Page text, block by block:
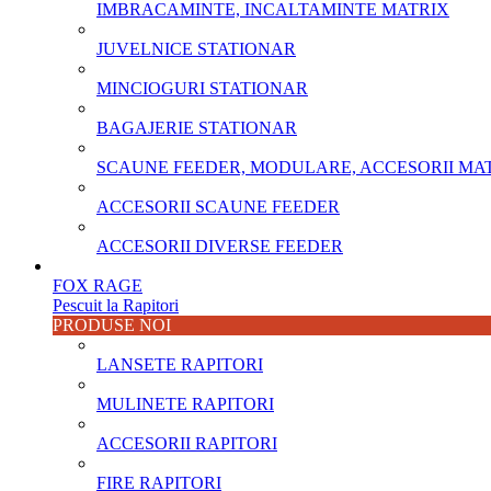
IMBRACAMINTE, INCALTAMINTE MATRIX
JUVELNICE STATIONAR
MINCIOGURI STATIONAR
BAGAJERIE STATIONAR
SCAUNE FEEDER, MODULARE, ACCESORII
ACCESORII SCAUNE FEEDER
ACCESORII DIVERSE FEEDER
FOX RAGE
Pescuit la Rapitori
PRODUSE NOI
LANSETE RAPITORI
MULINETE RAPITORI
ACCESORII RAPITORI
FIRE RAPITORI